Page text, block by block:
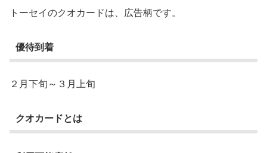
トーセイのクオカードは、広告柄です。
優待到着
２月下旬～３月上旬
クオカードとは